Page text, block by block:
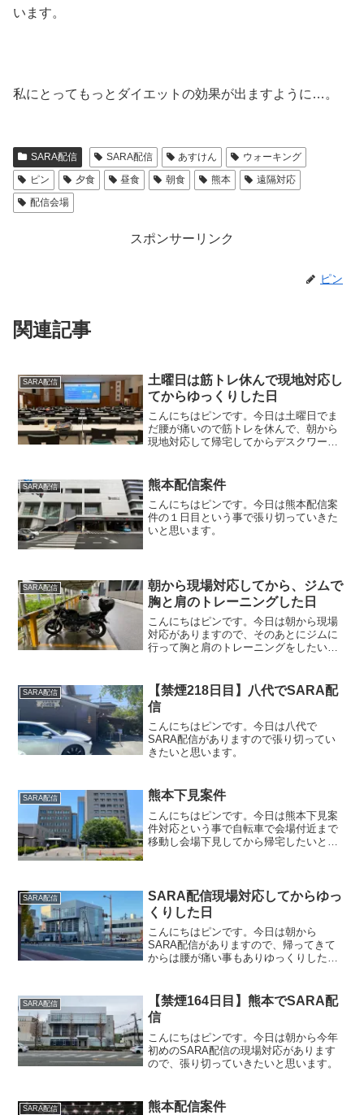
います。
私にとってもっとダイエットの効果が出ますように…。
SARA配信 SARA配信 あすけん
ウォーキング
ピン
夕食 昼食 朝食 熊本
遠隔対応
配信会場
スポンサーリンク
ピン
関連記事
SARA配信
土曜日は筋トレ休んで現地対応し
てからゆっくりした日
こんにちはピンです。今日は土曜日でま
だ腰が痛いので筋トレを休んで、朝から
現地対応して帰宅してからデスクワーク
SARA配信 熊本配信案件
こんにちはピンです。今日は熊本配信案
件の１日目という事で張り切っていきた
いと思います。
SARA配信
朝から現場対応してから、ジムで
胸と肩のトレーニングした日
こんにちはピンです。今日は朝から現場
対応がありますので、そのあとにジムに
行って胸と肩のトレーニングをしたいと
SARA配信
【禁煙218日目】八代でSARA配
信
こんにちはピンです。今日は八代で
SARA配信がありますので張り切ってい
きたいと思います。
SARA配信 熊本下見案件
こんにちはピンです。今日は熊本下見案
件対応という事で自転車で会場付近まで
移動し会場下見してから帰宅したいと思
SARA配信
SARA配信現場対応してからゆっ
くりした日
こんにちはピンです。今日は朝から
SARA配信がありますので、帰ってきて
からは腰が痛い事もありゆっくりしたい
SARA配信
【禁煙164日目】熊本でSARA配
信
こんにちはピンです。今日は朝から今年
初めのSARA配信の現場対応があります
ので、張り切っていきたいと思います。
SARA配信 熊本配信案件